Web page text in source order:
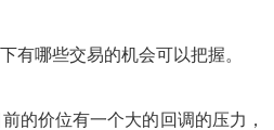
哪些交易的机会可以把握。
价位有一个大的回调的压力，